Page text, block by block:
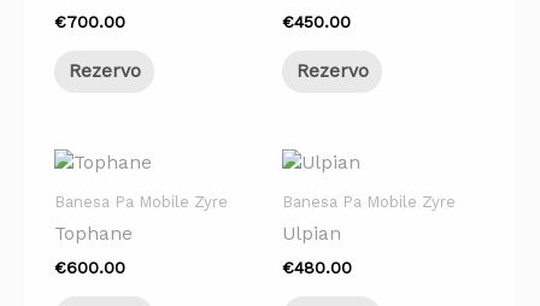
€700.00
Rezervo
€450.00
Rezervo
Banesa Pa Mobile Zyre
Tophane
€600.00
Banesa Pa Mobile Zyre
Ulpian
€480.00